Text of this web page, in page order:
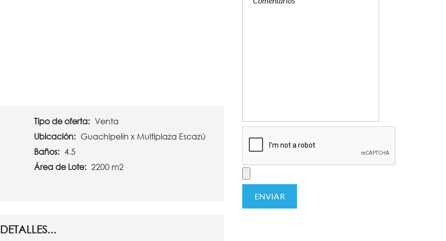
Tipo de oferta: Venta
Ubicación: Guachipelín x Multiplaza Escazú
Baños: 4.5
Área de Lote: 2200 m2
DETALLES...